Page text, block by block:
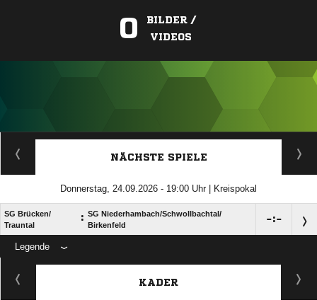
0
BILDER /
VIDEOS
ANZEIGE
NÄCHSTE SPIELE
Donnerstag, 24.09.2026 - 19:00 Uhr | Kreispokal
SG Brücken/​
Trauntal
: SG Niederhambach/​Schwollbachtal/​
Birkenfeld
:
Legende
ANZEIGE
KADER